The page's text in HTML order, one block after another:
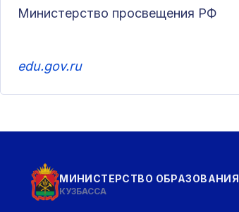
Министерство просвещения РФ
edu.gov.ru
МИНИСТЕРСТВО ОБРАЗОВАНИЯ
КУЗБАССА